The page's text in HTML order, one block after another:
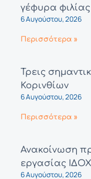
γέφυρα
6 Αυγούστου, 2026
Περισσότερα »
Τρεις
Κορινθίων
6 Αυγούστου, 2026
Περισσότερα »
Ανακοίνωση
εργασίας
6 Αυγούστου, 2026